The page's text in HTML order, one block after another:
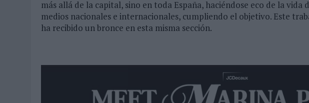
más allá de la capital, sino en toda España, haciéndose eco de la vida
medios nacionales e internacionales, cumpliendo el objetivo. Este
ha recibido un bronce en esta misma sección.